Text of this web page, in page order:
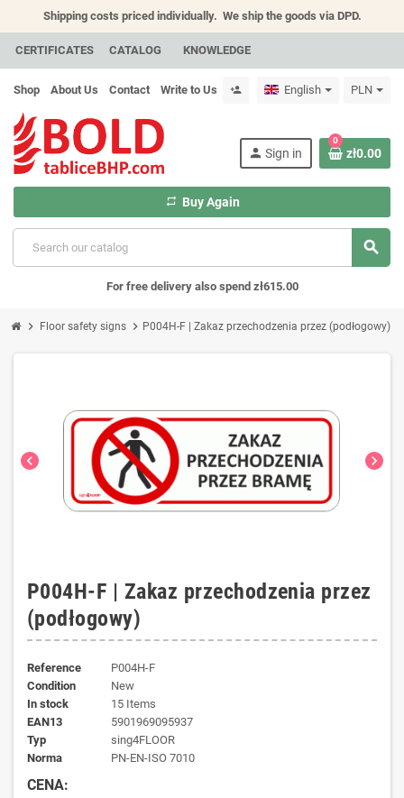
Shipping costs priced individually. We ship the goods via DPD.
CERTIFICATES CATALOG KNOWLEDGE
Shop About Us Contact Write to Us person_add English PLN
search
person Sign in
repeat Buy Again
0
zł0.00
For free delivery also spend zł615.00
chevron_right Floor safety signs chevron_right P004H-F | Zakaz przechodzenia przez (podłogowy)
chevron_left chevron_right
P004H-F | Zakaz przechodzenia przez
(podłogowy)
Reference
P004H-F
Condition
New
In stock
15 Items
EAN13
5901969095937
typ
sing4FLOOR
norma
PN-EN-ISO 7010
CENA: